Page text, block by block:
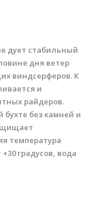
дует стабильный
дня ветер
виндсерферов. К
и
райдеров.
без камней и
температура
градусов, вода